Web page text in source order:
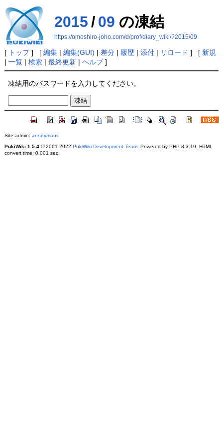
2015 / 09 の凍結
https://omoshiro-joho.com/d/prof/diary_wiki/?2015/09
[ トップ] [ 編集| 編集(GUI) | 差分| 履歴| 添付| リロード ] [ 新規
| 一覧| 検索| 最終更新| ヘルプ]
凍結用のパスワードを入力してください。
Site admin: anonymous
PukiWiki 1.5.4© 2001-2022 PukiWiki Development Team. Powered by PHP 8.3.19. HTML
convert time: 0.001 sec.